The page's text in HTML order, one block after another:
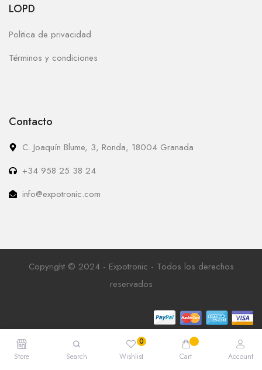
LOPD
Politica de privacidad
Términos y condiciones
Contacto
C. Joaquín Blume, 3, Ronda, 18004 Granada
+34 958 25 38 24
info@expotronic.com
Copyright © 2024 - Expotronic - Todos los derechos
reservados
Store Search Wishlist Cart Account